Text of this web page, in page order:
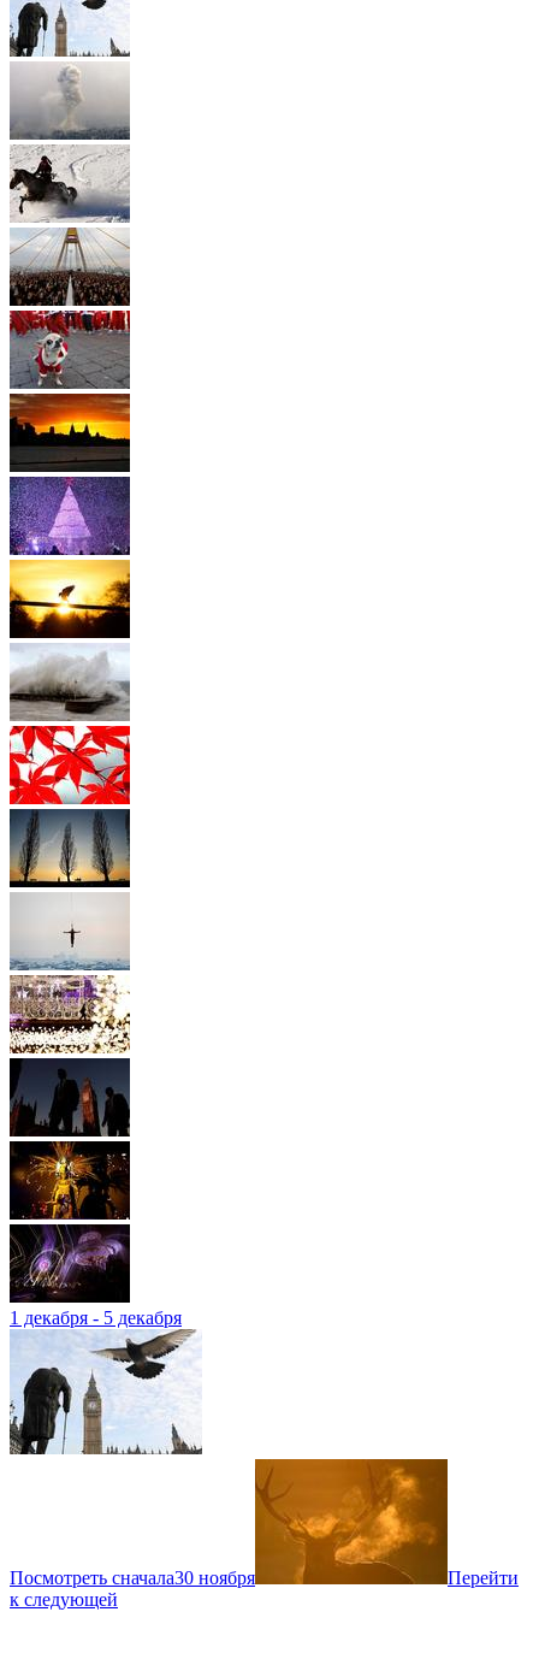
1 декабря - 5 декабря
Посмотреть сначала30 ноября
Перейти
к следующей